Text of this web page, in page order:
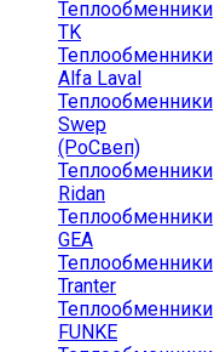
Теплообменники
TK
Теплообменники
Alfa Laval
Теплообменники
Swep
(РоСвеп)
Теплообменники
Ridan
Теплообменники
GEA
Теплообменники
Tranter
Теплообменники
FUNKE